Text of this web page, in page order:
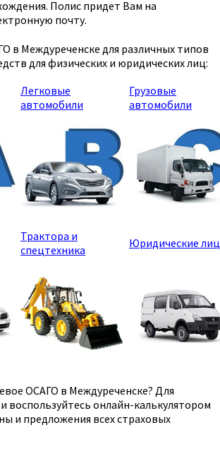
Полис придет Вам на
почту.
в Междуреченске для различных типов
для физических и юридических лиц:
Легковые
автомобили
Грузовые
автомобили
Трактора и
спецтехника
Юридические
ОСАГО в Междуреченске? Для
воспользуйтесь онлайн-калькулятором
и предложения всех страховых